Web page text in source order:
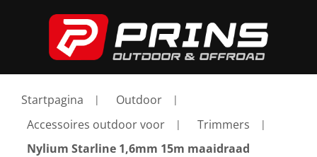
Startpagina
Outdoor
Accessoires outdoor voor
Trimmers
Nylium Starline 1,6mm 15m maaidraad